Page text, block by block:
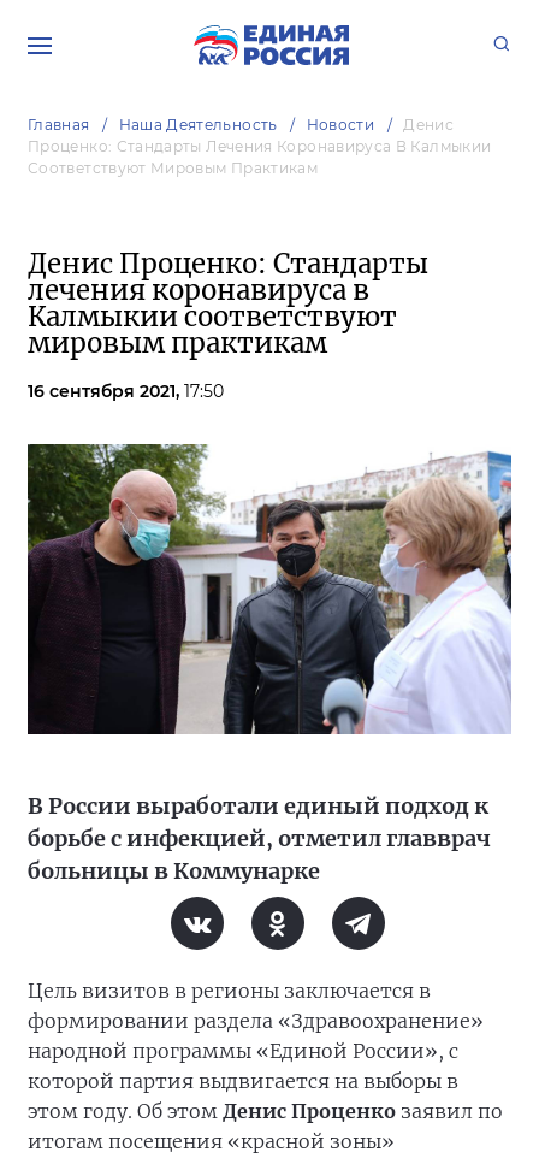
Главная Наша Деятельность Новости
Денис
Проценко: Стандарты Лечения Коронавируса В Калмыкии
Соответствуют Мировым Практикам
Денис Проценко: Стандарты
лечения коронавируса в
Калмыкии соответствуют
мировым практикам
16 сентября 2021, 17:50
В России выработали единый подход к
борьбе с инфекцией, отметил главврач
больницы в Коммунарке
Цель визитов в регионы заключается в
формировании раздела «Здравоохранение»
народной программы «Единой России», с
которой партия выдвигается на выборы в
этом году. Об этом Денис Проценко заявил по
итогам посещения «красной зоны»